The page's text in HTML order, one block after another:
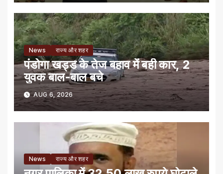
News राज्य और शहर
पंडोगा खड्ड के तेज बहाव में बही कार, 2
युवक बाल-बाल बचे
AUG 6, 2026
News राज्य और शहर